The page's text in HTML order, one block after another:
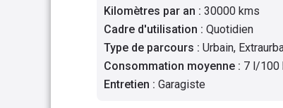
Kilomètres par an : 30000 kms
Cadre d'utilisation : Quotidien
Type de parcours : Urbain,
Consommation moyenne : 7 l/100
Entretien : Garagiste